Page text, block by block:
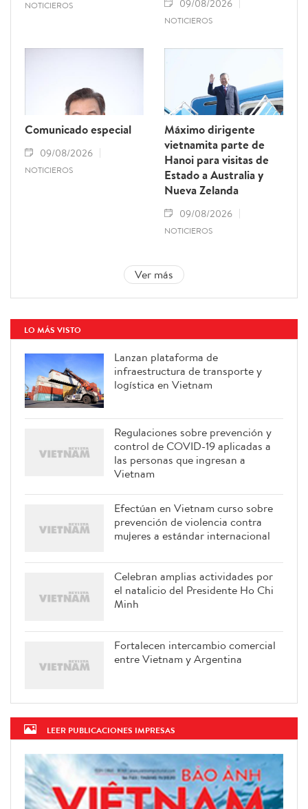
NOTICIEROS 09/08/2026
NOTICIEROS
Comunicado especial
09/08/2026
NOTICIEROS
Máximo dirigente
vietnamita parte de
Hanoi para visitas de
Estado a Australia y
Nueva Zelanda
09/08/2026
NOTICIEROS
Ver más
LO MÁS VISTO
Lanzan plataforma de
infraestructura de transporte y
logística en Vietnam
Regulaciones sobre prevención y
control de COVID-19 aplicadas a
las personas que ingresan a
Vietnam
Efectúan en Vietnam curso sobre
prevención de violencia contra
mujeres a estándar internacional
Celebran amplias actividades por
el natalicio del Presidente Ho Chi
Minh
Fortalecen intercambio comercial
entre Vietnam y Argentina
LEER PUBLICACIONES IMPRESAS